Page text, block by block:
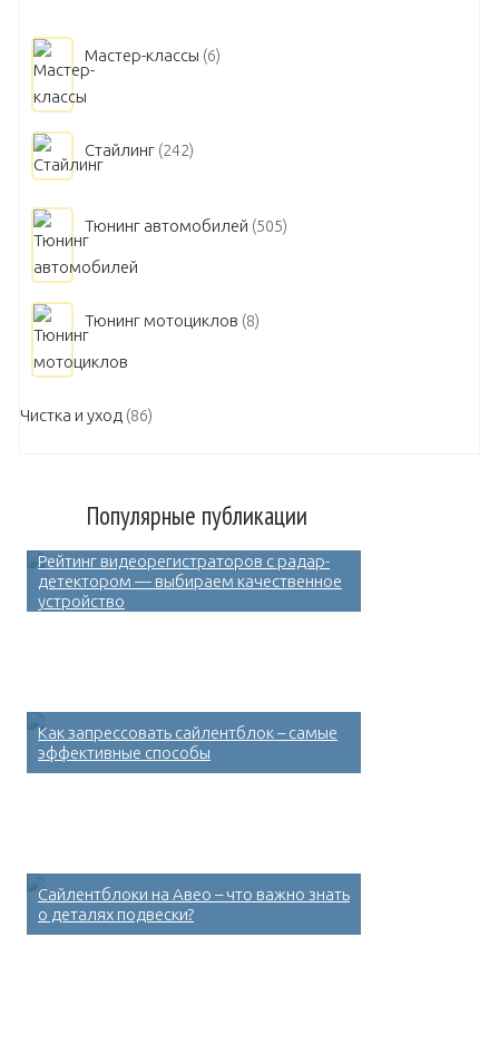
Мастер-классы (6)
Стайлинг (242)
Тюнинг автомобилей (505)
Тюнинг мотоциклов (8)
Чистка и уход (86)
Популярные публикации
Рейтинг видеорегистраторов с радар-
детектором — выбираем качественное
устройство
Как запрессовать сайлентблок – самые
эффективные способы
Сайлентблоки на Авео – что важно знать
о деталях подвески?